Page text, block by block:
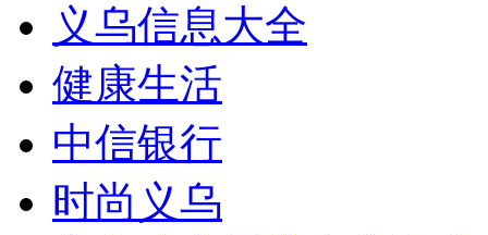
义乌信息大全
健康生活
中信银行
时尚义乌